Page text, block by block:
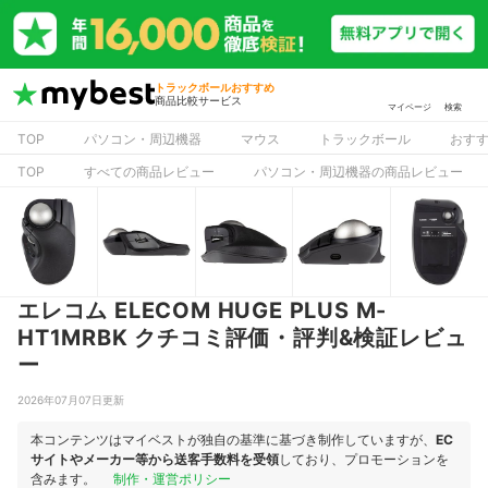
トラックボールおすすめ
商品比較サービス
マイページ 検索
TOP パソコン・周辺機器 マウス トラックボール
おす
TOP
すべての商品レビュー パソコン・周辺機器の商品レビュー
エレコム ELECOM HUGE PLUS M-
HT1MRBK クチコミ評価・評判&検証レビュ
ー
2026年07月07日更新
本コンテンツはマイベストが独自の基準に基づき制作していますが、 EC
サイトやメーカー等から送客手数料を受領しており、プロモーションを
含みます。
制作・運営ポリシー